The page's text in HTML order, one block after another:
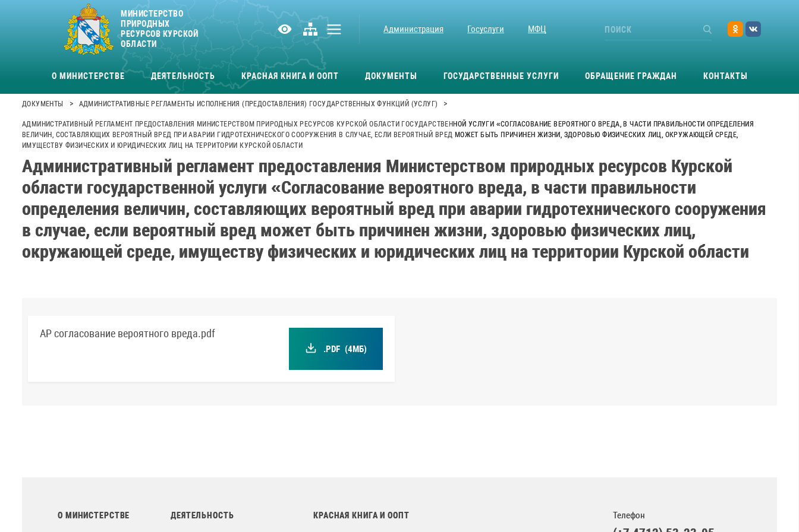
МИНИСТЕРСТВО
ПРИРОДНЫХ
РЕСУРСОВ КУРСКОЙ
ОБЛАСТИ
Администрация Госуслуги МФЦ
О МИНИСТЕРСТВЕ ДЕЯТЕЛЬНОСТЬ КРАСНАЯ КНИГА И ООПТ ДОКУМЕНТЫ ГОСУДАРСТВЕННЫЕ УСЛУГИ ОБРАЩЕНИЕ ГРАЖДАН КОНТАКТЫ
ДОКУМЕНТЫ > АДМИНИСТРАТИВНЫЕ РЕГЛАМЕНТЫ ИСПОЛНЕНИЯ (ПРЕДОСТАВЛЕНИЯ) ГОСУДАРСТВЕННЫХ ФУНКЦИЙ (УСЛУГ) >
АДМИНИСТРАТИВНЫЙ РЕГЛАМЕНТ ПРЕДОСТАВЛЕНИЯ МИНИСТЕРСТВОМ ПРИРОДНЫХ РЕСУРСОВ КУРСКОЙ ОБЛАСТИ ГОСУДАРСТВЕННОЙ УСЛУГИ «СОГЛАСОВАНИЕ ВЕРОЯТНОГО ВРЕДА, В ЧАСТИ ПРАВИЛЬНОСТИ ОПРЕДЕЛЕНИЯ
ВЕЛИЧИН, СОСТАВЛЯЮЩИХ ВЕРОЯТНЫЙ ВРЕД ПРИ АВАРИИ ГИДРОТЕХНИЧЕСКОГО СООРУЖЕНИЯ В СЛУЧАЕ, ЕСЛИ ВЕРОЯТНЫЙ ВРЕД МОЖЕТ БЫТЬ ПРИЧИНЕН ЖИЗНИ, ЗДОРОВЬЮ ФИЗИЧЕСКИХ ЛИЦ, ОКРУЖАЮЩЕЙ СРЕДЕ,
ИМУЩЕСТВУ ФИЗИЧЕСКИХ И ЮРИДИЧЕСКИХ ЛИЦ НА ТЕРРИТОРИИ КУРСКОЙ ОБЛАСТИ
Административный регламент предоставления Министерством природных ресурсов Курской
области государственной услуги «Согласование вероятного вреда, в части правильности
определения величин, составляющих вероятный вред при аварии гидротехнического сооружения
в случае, если вероятный вред может быть причинен жизни, здоровью физических лиц,
окружающей среде, имуществу физических и юридических лиц на территории Курской области
АР согласование вероятного вреда.pdf
.PDF (4МБ)
О МИНИСТЕРСТВЕ ДЕЯТЕЛЬНОСТЬ КРАСНАЯ КНИГА И ООПТ Телефон